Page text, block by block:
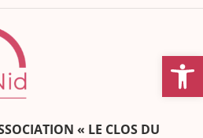
Ouvrir
« LE CLOS DU